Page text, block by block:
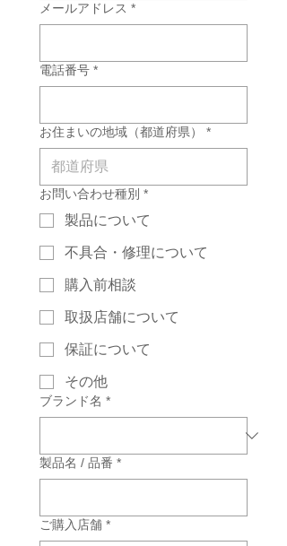
メールアドレス *
電話番号 *
お住まいの地域（都道府県） *
お問い合わせ種別 *
製品について
不具合・修理について
購入前相談
取扱店舗について
保証について
その他
ブランド名 *
製品名 / 品番 *
ご購入店舗 *